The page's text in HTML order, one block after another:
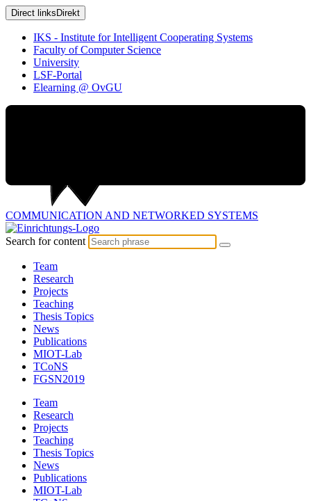
Direct links Direkt
IKS - Institute for Intelligent Cooperating Systems
Faculty of Computer Science
University
LSF-Portal
Elearning @ OvGU
COMMUNICATION AND NETWORKED SYSTEMS
Search for content
Team
Research
Projects
Teaching
Thesis Topics
News
Publications
MIOT-Lab
TCoNS
FGSN2019
Team
Research
Projects
Teaching
Thesis Topics
News
Publications
MIOT-Lab